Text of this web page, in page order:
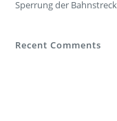
Sperrung der
Recent Comments